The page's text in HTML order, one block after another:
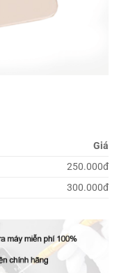
Giá
250.000đ
300.000đ